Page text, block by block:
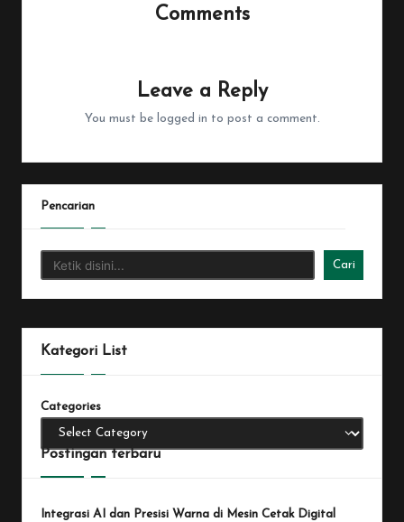
Comments
Leave a Reply
You must be logged in to post a comment.
Pencarian
Cari
Kategori List
Categories
Postingan terbaru
Integrasi AI dan Presisi Warna di Mesin Cetak Digital